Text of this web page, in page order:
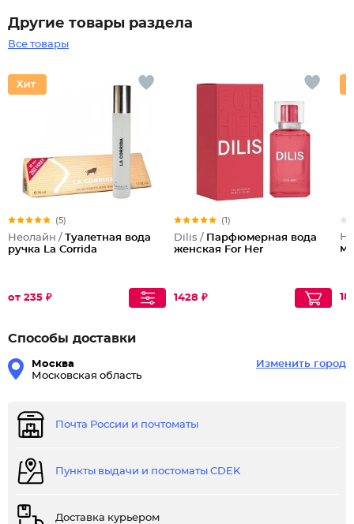
Другие товары раздела
Все товары
(5)
Неолайн / Туалетная вода
ручка La Corrida
от 235 ₽
(1)
Dilis / Парфюмерная вода
женская For Her
1428 ₽
Способы доставки
Москва
Московская область
Изменить город
Почта России и почтоматы
Пункты выдачи и постоматы CDEK
Доставка курьером